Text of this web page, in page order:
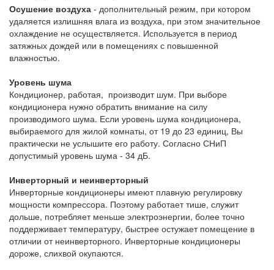
Осушение воздуха - дополнительный режим, при котором
удаляется излишняя влага из воздуха, при этом значительное
охлаждение не осуществляется. Используется в период
затяжных дождей или в помещениях с повышенной
влажностью.
Уровень шума
Кондиционер, работая, производит шум. При выборе
кондиционера нужно обратить внимание на силу
производимого шума. Если уровень шума кондиционера,
выбираемого для жилой комнаты, от 19 до 23 единиц, Вы
практически не услышите его работу. Согласно СНиП
допустимый уровень шума - 34 дБ.
Инверторный и неинверторный
Инверторные кондиционеры имеют плавную регулировку
мощности компрессора. Поэтому работает тише, служит
дольше, потребляет меньше электроэнергии, более точно
поддерживает температуру, быстрее остужает помещение в
отличии от неинверторного. Инверторные кондиционеры
дороже, слихвой окупаются.